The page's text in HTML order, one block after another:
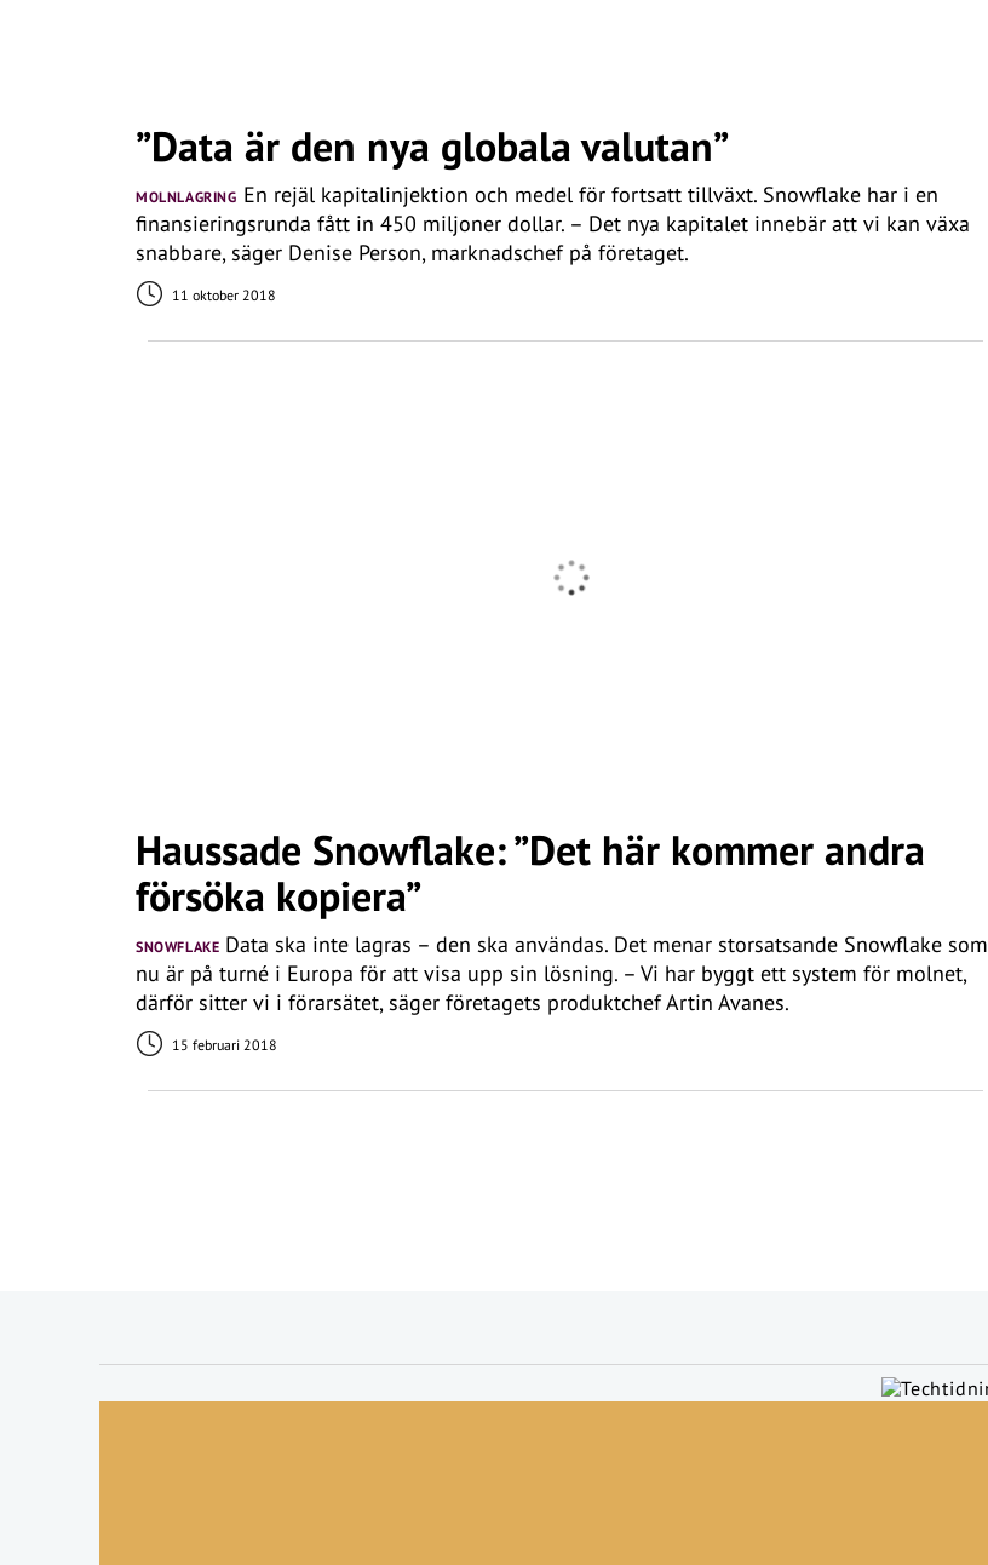
”Data är den nya globala valutan”
MOLNLAGRING En rejäl kapitalinjektion och medel för fortsatt tillväxt. Snowflake har i en
finansieringsrunda fått in 450 miljoner dollar. – Det nya kapitalet innebär att vi kan växa
snabbare, säger Denise Person, marknadschef på företaget.
11 oktober 2018
Haussade Snowflake: ”Det här kommer andra
försöka kopiera”
SNOWFLAKE Data ska inte lagras – den ska användas. Det menar storsatsande Snowflake som
nu är på turné i Europa för att visa upp sin lösning. – Vi har byggt ett system för molnet,
därför sitter vi i förarsätet, säger företagets produktchef Artin Avanes.
15 februari 2018